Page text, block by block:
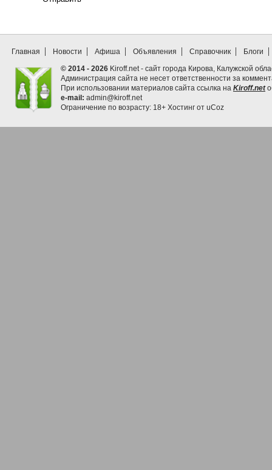
Главная Новости Афиша Объявления Справочник
Блоги
© 2014 - 2026 Kiroff.net - сайт города Кирова, Калужской
Администрация сайта не несет ответственности за
При использовании материалов сайта ссылка на Kiroff.net
e-mail: admin@kiroff.net
Ограничение по возрасту: 18+ Хостинг от uCoz